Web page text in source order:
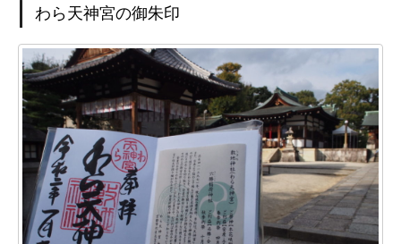
わら天神宮の御朱印